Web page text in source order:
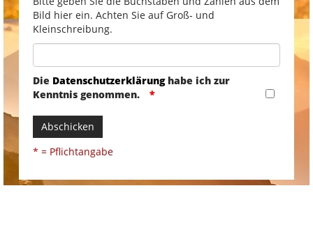
Bild hier ein. Achten Sie auf Groß- und
Kleinschreibung.
Die Datenschutzerklärunghabe ich zur
Kenntnis genommen.
Abschicken
* = Pflichtangabe